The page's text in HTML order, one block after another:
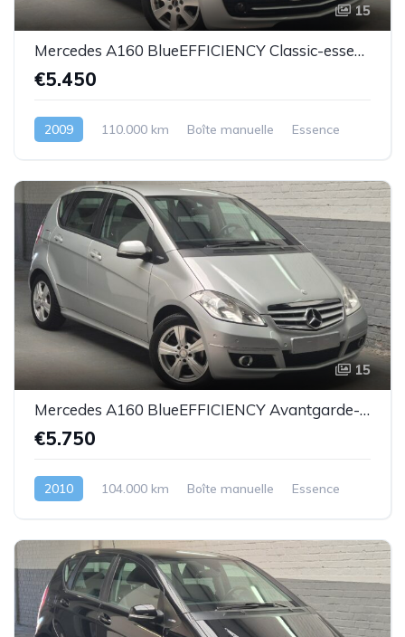
15
Mercedes A160 BlueEFFICIENCY Classic-essence -2009-110.000km-Top état
€5.450
2009 110.000 km Boîte manuelle Essence
15
Mercedes A160 BlueEFFICIENCY Avantgarde-essence -2010-104.000km-Top état -Garantie
€5.750
2010 104.000 km Boîte manuelle Essence